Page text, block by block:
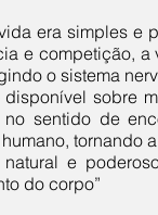
era simples e
e competição,
o sistema
disponível sobre
sentido de
tornando
e
do corpo”